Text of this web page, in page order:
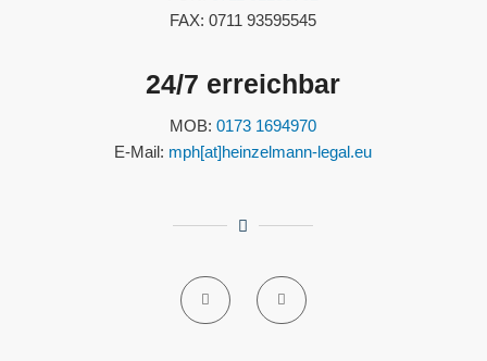
FAX: 0711 93595545
24/7 erreichbar
MOB:0173 1694970
E-Mail: mph[at]heinzelmann-legal.eu